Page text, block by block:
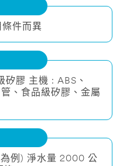
件而異
矽膠 主機 : ABS、
、食品級矽膠、金屬
例) 淨水量 2000 公